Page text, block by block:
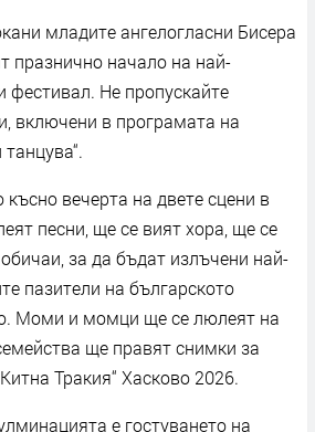
младите ангелогласни Бисера
празнично начало на най-
фестивал. Не пропускайте
включени в програмата на
късно вечерта на двете сцени в
песни, ще се вият хора, ще се
за да бъдат излъчени най-
пазители на българското
Моми и момци ще се люлеят на
ще правят снимки за
Тракия“ Хасково 2026.
е гостуването на